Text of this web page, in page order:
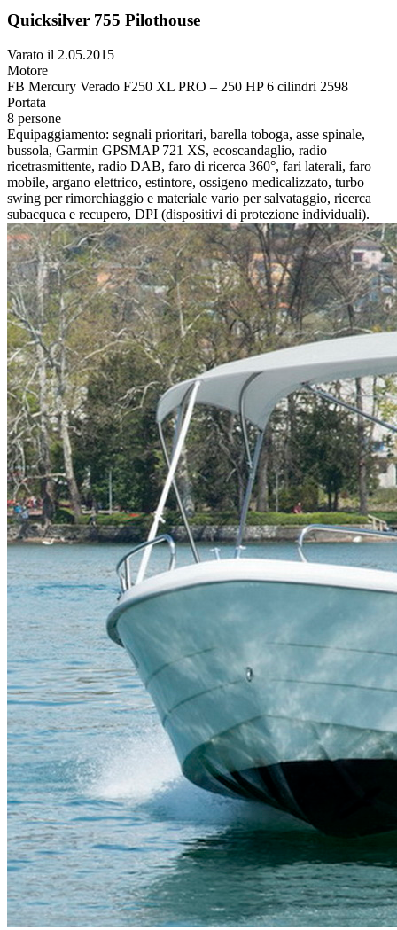
Quicksilver 755 Pilothouse
Varato il 2.05.2015
Motore
FB Mercury Verado F250 XL PRO – 250 HP 6 cilindri 2598
Portata
8 persone
Equipaggiamento: segnali prioritari, barella toboga, asse spinale,
bussola, Garmin GPSMAP 721 XS, ecoscandaglio, radio
ricetrasmittente, radio DAB, faro di ricerca 360°, fari laterali, faro
mobile, argano elettrico, estintore, ossigeno medicalizzato, turbo
swing per rimorchiaggio e materiale vario per salvataggio, ricerca
subacquea e recupero, DPI (dispositivi di protezione individuali).